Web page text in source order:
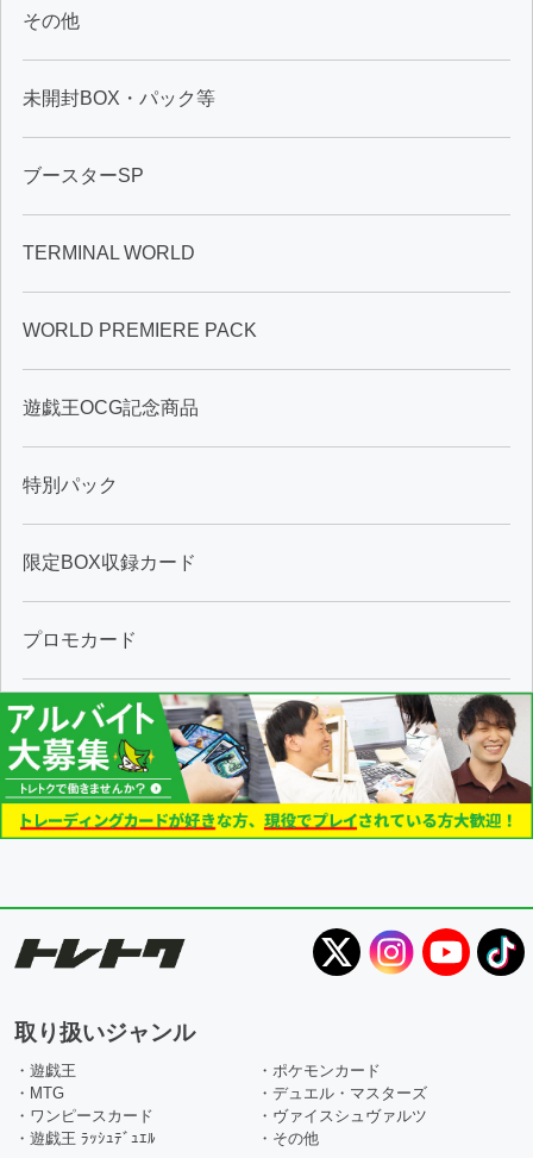
その他
未開封BOX・パック等
ブースターSP
TERMINAL WORLD
WORLD PREMIERE PACK
遊戯王OCG記念商品
特別パック
限定BOX収録カード
プロモカード
取り扱いジャンル
・遊戯王
・ポケモンカード
・MTG
・デュエル・マスターズ
・ワンピースカード
・ヴァイスシュヴァルツ
・遊戯王 ﾗｯｼｭﾃﾞｭｴﾙ
・その他